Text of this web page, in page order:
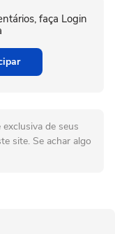
faça Login
de seus
site. Se achar algo